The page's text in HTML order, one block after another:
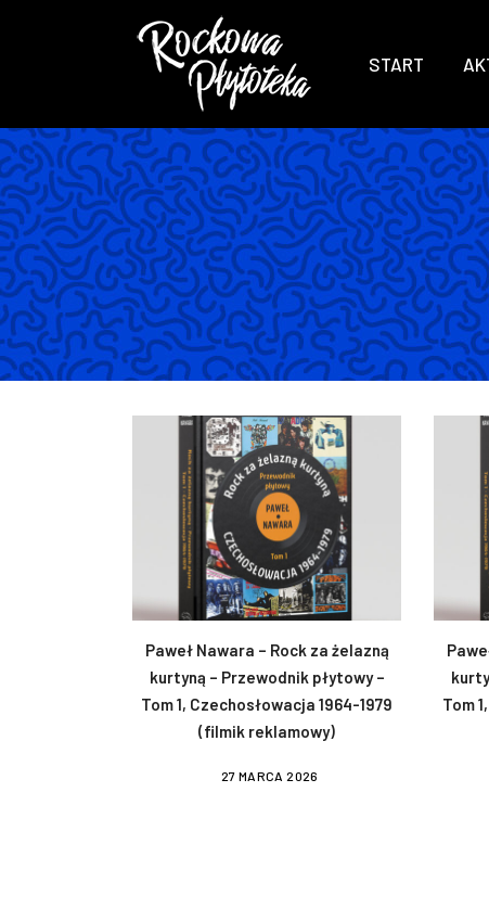
START
Paweł Nawara – Rock za żelazną
kurtyną – Przewodnik płytowy –
Tom 1, Czechosłowacja 1964-1979
(filmik reklamowy)
27 MARCA 2026
Tom